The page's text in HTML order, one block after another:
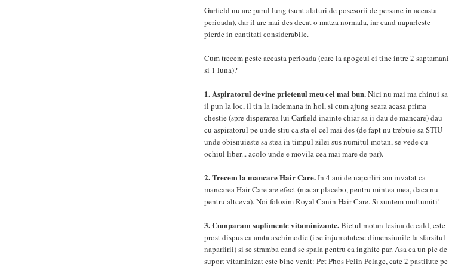
Garfield nu are parul lung (sunt alaturi de posesorii de persane in aceasta
perioada), dar il are mai des decat o matza normala, iar cand naparleste
pierde in cantitati considerabile.
Cum trecem peste aceasta perioada (care la apogeul ei tine intre 2 saptamani
si 1 luna)?
1. Aspiratorul devine prietenul meu cel mai bun.Nici nu mai ma chinui sa
il pun la loc, il tin la indemana in hol, si cum ajung seara acasa prima
chestie (spre disperarea lui Garfield inainte chiar sa ii dau de mancare) dau
cu aspiratorul pe unde stiu ca sta el cel mai des (de fapt nu trebuie sa STIU
unde obisnuieste sa stea in timpul zilei sus numitul motan, se vede cu
ochiul liber... acolo unde e movila cea mai mare de par).
2. Trecem la mancare Hair Care.In 4 ani de naparliri am invatat ca
mancarea Hair Care are efect (macar placebo, pentru mintea mea, daca nu
pentru altceva). Noi folosim Royal Canin Hair Care. Si suntem multumiti!
3. Cumparam suplimente vitaminizante.Bietul motan lesina de cald, este
prost dispus ca arata aschimodie (i se injumatatesc dimensiunile la sfarsitul
naparlirii) si se stramba cand se spala pentru ca inghite par. Asa ca un pic de
suport vitaminizat este bine venit: Pet Phos Felin Pelage, cate 2 pastilute pe